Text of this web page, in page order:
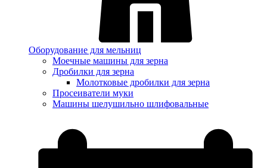
Оборудование для мельниц
Моечные машины для зерна
Дробилки для зерна
Молотковые дробилки для зерна
Просеиватели муки
Машины шелушильно шлифовальные